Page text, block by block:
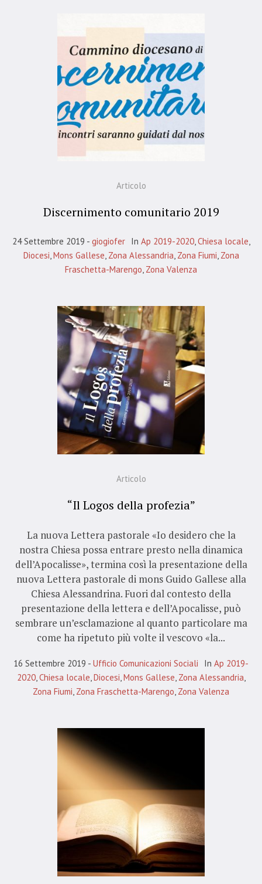
Articolo
Discernimento comunitario 2019
24 Settembre 2019 giogiofer In Ap 2019-2020,Chiesa locale,
Diocesi,Mons Gallese, Zona Alessandria, Zona Fiumi, Zona
Fraschetta-Marengo, Zona Valenza
Articolo
“Il Logos della profezia”
La nuova Lettera pastorale «Io desidero che la
nostra Chiesa possa entrare presto nella dinamica
dell’Apocalisse», termina così la presentazione della
nuova Lettera pastorale di mons Guido Gallese alla
Chiesa Alessandrina. Fuori dal contesto della
presentazione della lettera e dell’Apocalisse, può
sembrare un’esclamazione al quanto particolare ma
come ha ripetuto più volte il vescovo «la...
16 Settembre 2019 Ufficio Comunicazioni Sociali In Ap 2019-
2020,Chiesa locale,Diocesi,Mons Gallese, Zona Alessandria,
Zona Fiumi, Zona Fraschetta-Marengo, Zona Valenza